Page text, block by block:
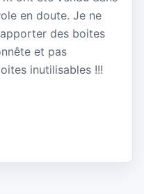
en doute. Je ne
des boites
et pas
inutilisables !!!